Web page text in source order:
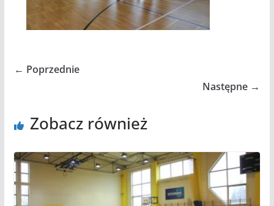
← Poprzednie
Następne →
Zobacz również